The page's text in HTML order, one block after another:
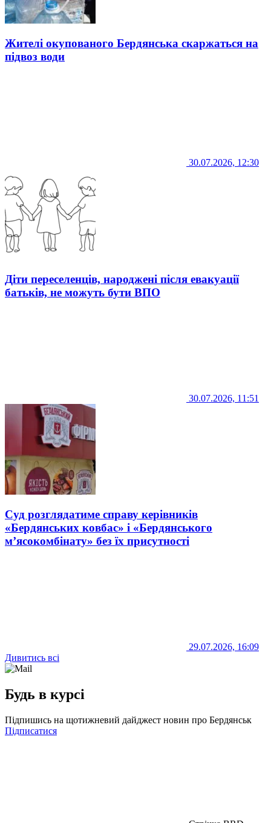
Жителі окупованого Бердянська скаржаться на
підвоз води
30.07.2026, 12:30
Діти переселенців, народжені після евакуації
батьків, не можуть бути ВПО
30.07.2026, 11:51
Суд розглядатиме справу керівників
«Бердянських ковбас» і «Бердянського
м’ясокомбінату» без їх присутності
29.07.2026, 16:09
Дивитись всі
Будь в курсі
Підпишись на щотижневий дайджест новин про Бердянськ
Підписатися